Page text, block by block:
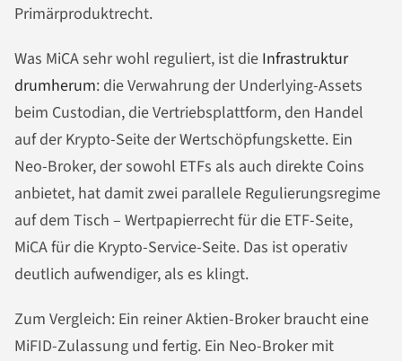
Primärproduktrecht.
Was MiCA sehr wohl reguliert, ist die Infrastruktur
drumherum: die Verwahrung der Underlying-Assets
beim Custodian, die Vertriebsplattform, den Handel
auf der Krypto-Seite der Wertschöpfungskette. Ein
Neo-Broker, der sowohl ETFs als auch direkte Coins
anbietet, hat damit zwei parallele Regulierungsregime
auf dem Tisch – Wertpapierrecht für die ETF-Seite,
MiCA für die Krypto-Service-Seite. Das ist operativ
deutlich aufwendiger, als es klingt.
Zum Vergleich: Ein reiner Aktien-Broker braucht eine
MiFID-Zulassung und fertig. Ein Neo-Broker mit